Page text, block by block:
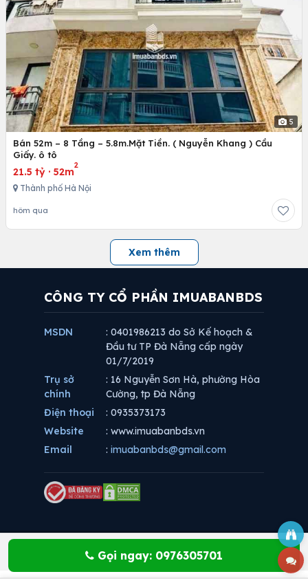
5
Bán 52m – 8 Tầng – 5.8m.Mặt Tiền. ( Nguyễn Khang ) Cầu
Giấy. ô tô
21.5 tỷ · 52m
2
Thành phố Hà Nội
hôm qua
Xem thêm
Gọi ngay: 0976305701
CÔNG TY CỔ PHẦN IMUABANBDS
MSDN
: 0401986213 do Sở Kế hoạch &
Đầu tư TP Đà Nẵng cấp ngày
01/7/2019
Trụ sở
chính
: 16 Nguyễn Sơn Hà, phường Hòa
Cường, tp Đà Nẵng
Điện thoại
: 0935373173
Website
: www.imuabanbds.vn
Email
: imuabanbds@gmail.com